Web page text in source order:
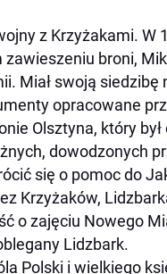
z Krzyżakami. W
broni,
Miał swoją siedzibę
opracowane
Olsztyna, który
dowodzonych
się o pomoc do
Krzyżaków,
o zajęciu Nowego
Lidzbark.
Polski i wielkiego